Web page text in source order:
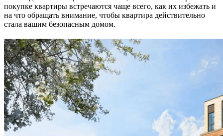
покупке квартиры встречаются чаще всего, как их избежать и
на что обращать внимание, чтобы квартира действительно
стала вашим безопасным домом.